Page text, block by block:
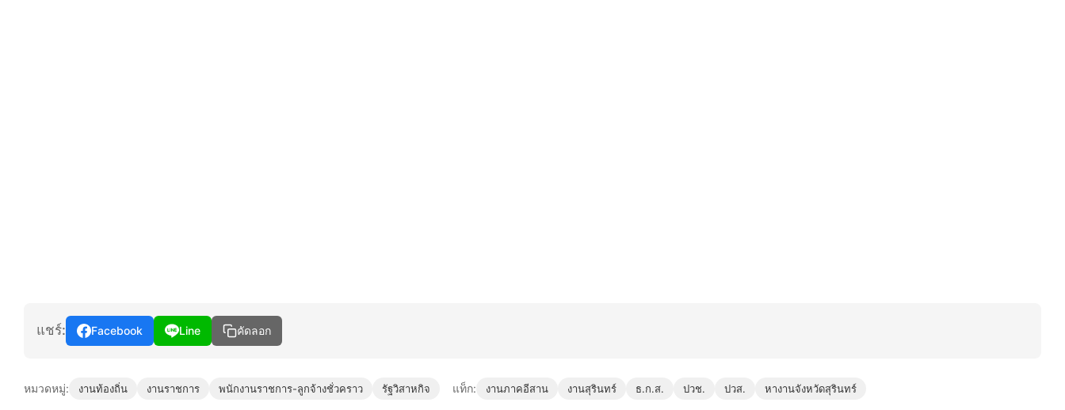
แชร์: Facebook Line คัดลอก
หมวดหมู่: งานท้องถิ่น งานราชการ พนักงานราชการ-ลูกจ้างชั่วคราว รัฐวิสาหกิจ แท็ก: งานภาคอีสาน งานสุรินทร์ ธ.ก.ส. ปวช. ปวส. หางานจังหวัดสุรินทร์